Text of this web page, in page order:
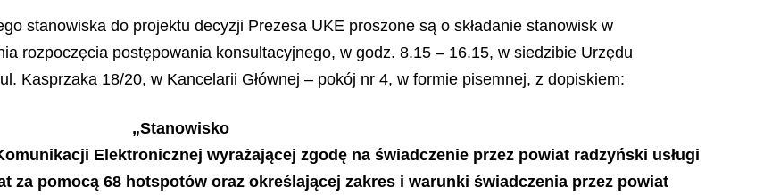
stanowiska do projektu decyzji Prezesa UKE proszone są o składanie stanowisk w
rozpoczęcia postępowania konsultacyjnego, w godz. 8.15 – 16.15, w siedzibie Urzędu
Kasprzaka 18/20, w Kancelarii Głównej – pokój nr 4, w formie pisemnej, z dopiskiem:
„Stanowisko
Elektronicznej wyrażającej zgodę na świadczenie przez powiat radzyński usługi
za pomocą 68 hotspotów oraz określającej zakres i warunki świadczenia przez powiat